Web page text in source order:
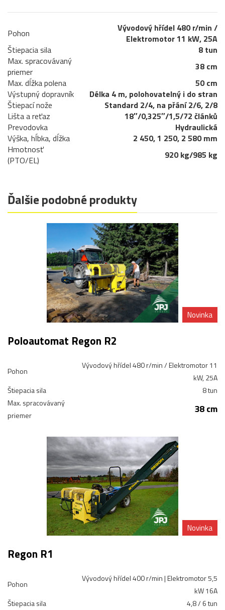
Pohon
Vývodový hřídel 480 r/min /
Elektromotor 11 kW, 25A
Štiepacia sila
8 tun
Max. spracovávaný
priemer
38 cm
Max. dĺžka polena
50 cm
Výstupný dopravník
Délka 4 m, polohovatelný i do stran
Štiepací nože
Standard 2/4, na přání 2/6, 2/8
Lišta a reťaz
18″/0,325″/1,5/72 článků
Prevodovka
Hydraulická
Výška, hĺbka, dĺžka
2 450, 1 250, 2 580 mm
Hmotnosť
(PTO/EL)
920 kg/985 kg
Ďalšie podobné produkty
Novinka
Poloautomat Regon R2
Pohon
Vývodový hřídel 480 r/min / Elektromotor 11
kW, 25A
Štiepacia sila
8 tun
Max. spracovávaný
priemer
38 cm
Novinka
Regon R1
Pohon
Vývodový hřídel 400 r/min | Elektromotor 5,5
kW 16A
Štiepacia sila
4,8 / 6 tun